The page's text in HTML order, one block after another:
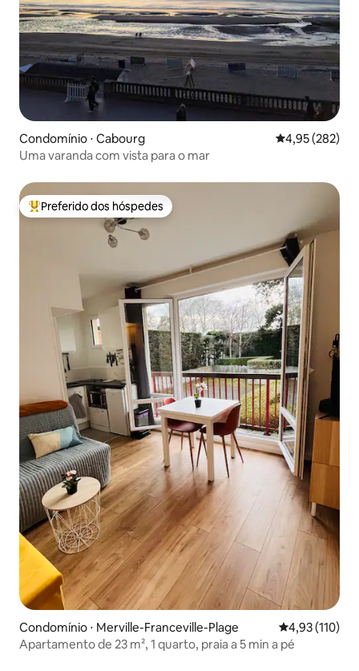
Condomínio ⋅ Cabourg 4,95 de uma
4,95 (282)
Uma varanda com vista para o mar
Entre os melhores preferidos dos hóspedes
Preferido dos hóspedes
Condomínio ⋅ Merville-Franceville-Plage 4,93 de uma
4,93 (110)
Apartamento de 23 m², 1 quarto, praia a 5 min a pé